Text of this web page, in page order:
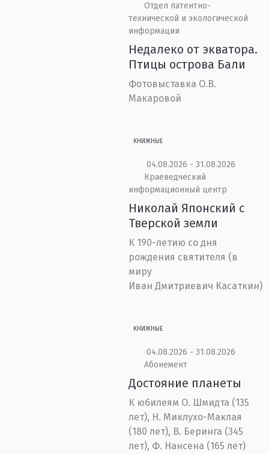
Отдел патентно-
технической и экологической
информации
Недалеко от экватора.
Птицы острова Бали
Фотовыставка О.В.
Макаровой
КНИЖНЫЕ
04.08.2026 - 31.08.2026
Краеведческий
информационный центр
Николай Японский с
Тверской земли
К 190-летию со дня
рождения святителя (в
миру
Иван Дмитриевич Касаткин)
КНИЖНЫЕ
04.08.2026 - 31.08.2026
Абонемент
Достояние планеты
К юбилеям О. Шмидта (135
лет), Н. Миклухо-Маклая
(180 лет), В. Беринга (345
лет), Ф. Нансена (165 лет)